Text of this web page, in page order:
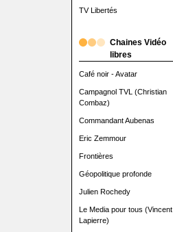
TV Libertés
Chaines Vidéo
libres
Café noir - Avatar
Campagnol TVL (Christian
Combaz)
Commandant Aubenas
Eric Zemmour
Frontières
Géopolitique profonde
Julien Rochedy
Le Media pour tous (Vincent
Lapierre)